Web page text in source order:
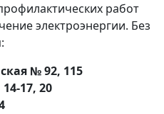
работ
электроэнергии. Без
№ 92, 115
17, 20